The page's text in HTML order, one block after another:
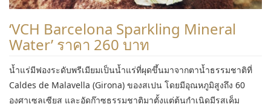
‘VCH Barcelona Sparkling Mineral
Water’ ราคา 260 บาท
น้ำแร่มีฟองระดับพรีเมียมเป็นน้ำแร่ที่ผุดขึ้นมาจากตาน้ำธรรมชาติที่
Caldes de Malavella (Girona) ของสเปน โดยมีอุณหภูมิสูงถึง 60
องศาเซลเซียส และอัดก๊าซธรรมชาติมาตั้งแต่ต้นกำเนิดมีรสเค็ม